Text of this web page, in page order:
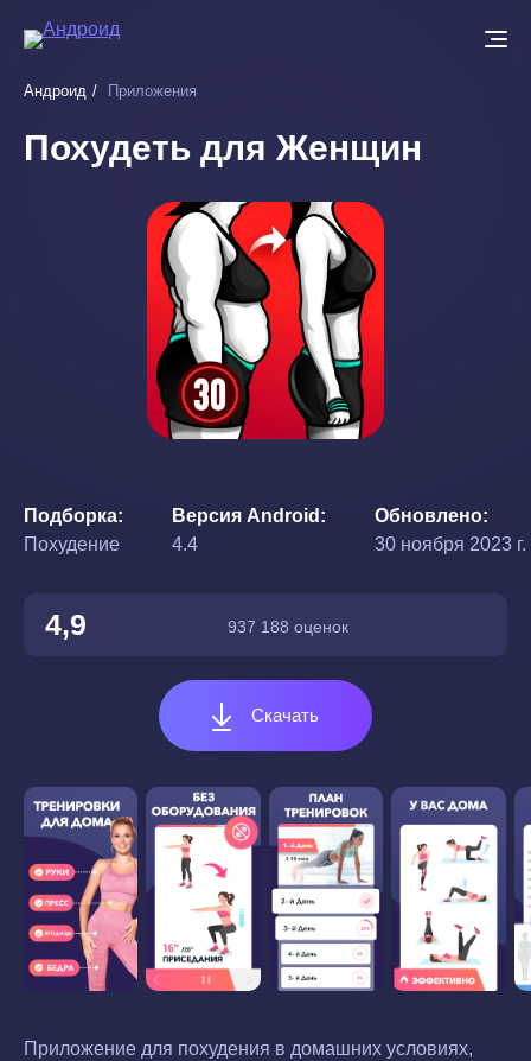
основному
Андроид Приложения
Похудеть для Женщин
Подборка
Похудение
Версия Android
4.4
Обновлено
30 ноября 2023 г.
4,9 937 188 оценок
Скачать
Приложение для похудения в домашних условиях,